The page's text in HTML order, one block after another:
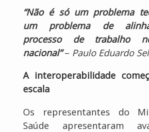
“Não é só um problema
um problema de
processo de trabalho
nacional”– Paulo Eduardo
A interoperabilidade
escala
Os representantes do
Saúde apresentaram